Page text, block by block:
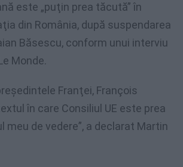
este „puţin prea tăcută” în
din România, după suspendarea
Băsescu, conform unui interviu
Monde.
Franţei, François
în care Consiliul UE este prea
meu de vedere”, a declarat Martin